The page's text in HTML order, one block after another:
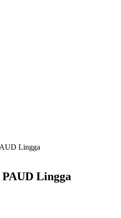
Lingga
Lingga